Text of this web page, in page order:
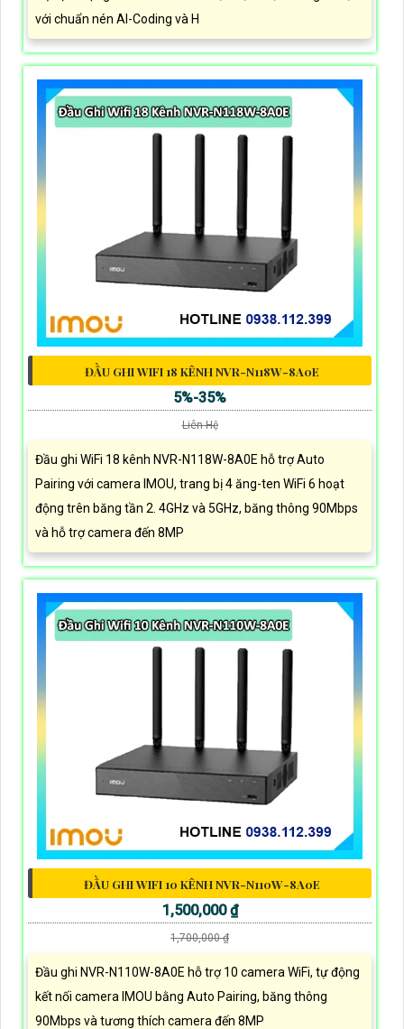
với chuẩn nén AI-Coding và H
ĐẦU GHI WIFI 18 KÊNH NVR-N118W-8A0E
5%-35%
Liên Hệ
Đầu ghi WiFi 18 kênh NVR-N118W-8A0E hỗ trợ Auto
Pairing với camera IMOU, trang bị 4 ăng-ten WiFi 6 hoạt
động trên băng tần 2. 4GHz và 5GHz, băng thông 90Mbps
và hỗ trợ camera đến 8MP
ĐẦU GHI WIFI 10 KÊNH NVR-N110W-8A0E
1,500,000 ₫
1,700,000 ₫
Đầu ghi NVR-N110W-8A0E hỗ trợ 10 camera WiFi, tự động
kết nối camera IMOU bằng Auto Pairing, băng thông
90Mbps và tương thích camera đến 8MP